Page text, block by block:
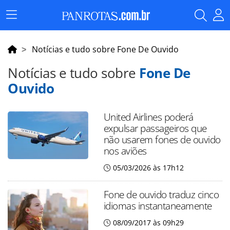
Menu
Principal
Notícias e tudo sobre Fone De Ouvido
Notícias e tudo sobre Fone De
Ouvido
United Airlines poderá
expulsar passageiros que
não usarem fones de ouvido
nos aviões
05/03/2026 às 17h12
Fone de ouvido traduz cinco
idiomas instantaneamente
08/09/2017 às 09h29